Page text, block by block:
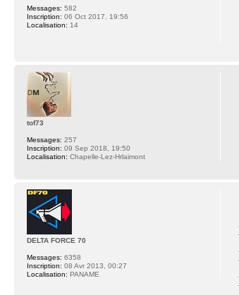
Messages: 582
Inscription: 06 Oct 2017, 19:56
Localisation: 14
tof73
Messages: 257
Inscription: 09 Sep 2018, 19:50
Localisation: Chapelle-Lez-Hrlaimont
DELTA FORCE 70
Messages: 6358
Inscription: 08 Avr 2013, 00:27
Localisation: PANAME